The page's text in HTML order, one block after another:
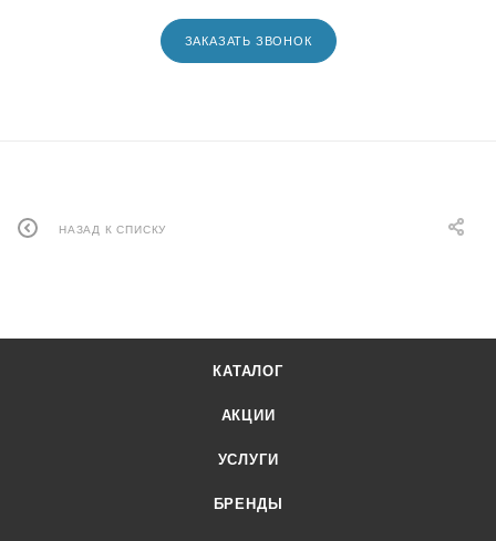
ЗАКАЗАТЬ ЗВОНОК
НАЗАД К СПИСКУ
КАТАЛОГ
АКЦИИ
УСЛУГИ
БРЕНДЫ